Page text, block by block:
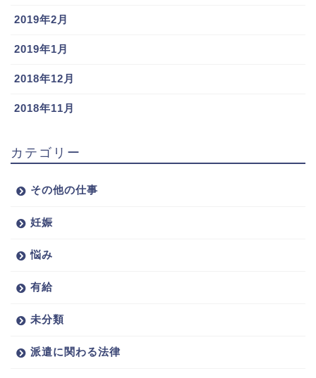
2019年2月
2019年1月
2018年12月
2018年11月
カテゴリー
その他の仕事
妊娠
悩み
有給
未分類
派遣に関わる法律